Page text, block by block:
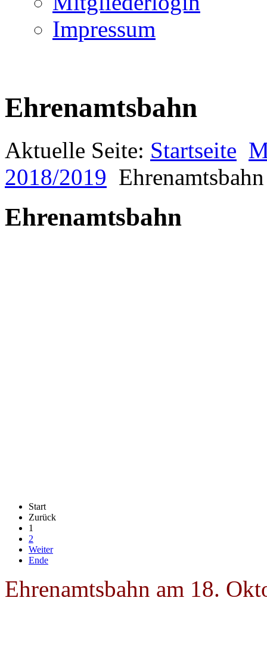
Impressum
Ehrenamtsbahn
Aktuelle Seite: Startseite
2018/2019 Ehrenamtsbahn
Ehrenamtsbahn
Start
Zurück
1
2
Weiter
Ende
Ehrenamtsbahn am 18.